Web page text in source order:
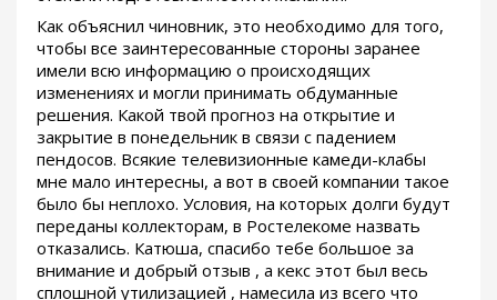
Как объяснил чиновник, это необходимо для того,
чтобы все заинтересованные стороны заранее
имели всю информацию о происходящих
изменениях и могли принимать обдуманные
решения. Какой твой прогноз на открытие и
закрытие в понедельник в связи с падением
пендосов. Всякие телевизионные камеди-клабы
мне мало интересны, а вот в своей компании такое
было бы неплохо. Условия, на которых долги будут
переданы коллекторам, в Ростелекоме назвать
отказались. Катюша, спасибо тебе большое за
внимание и добрый отзыв , а кекс этот был весь
сплошной утилизацией , намесила из всего что